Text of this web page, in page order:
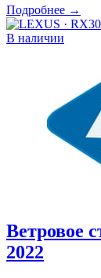
Подробнее →
В наличии
Ветровое
2022